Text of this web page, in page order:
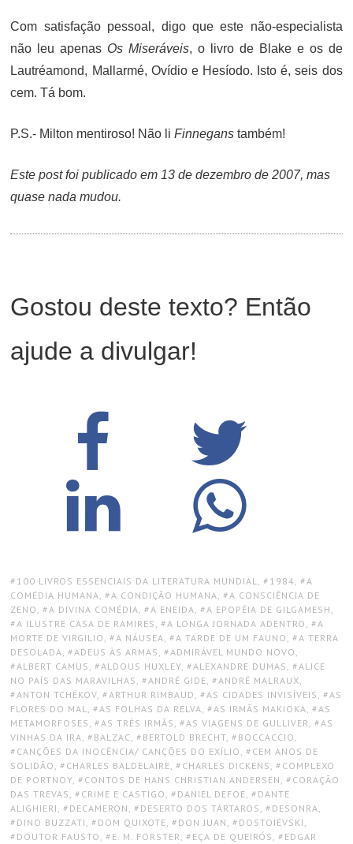
Com satisfação pessoal, digo que este não-especialista
não leu apenas Os Miseráveis, o livro de Blake e os de
Lautréamond, Mallarmé, Ovídio e Hesíodo. Isto é, seis dos
cem. Tá bom.
P.S.- Milton mentiroso! Não liFinnegans também!
Este post foi publicado em 13 de dezembro de 2007, mas
quase nada mudou.
Gostou deste texto? Então
ajude a divulgar!
TAGS:
100 LIVROS ESSENCIAIS DA LITERATURA MUNDIAL, 1984, A
COMÉDIA HUMANA, A CONDIÇÃO HUMANA, A CONSCIÊNCIA DE
ZENO , A DIVINA COMÉDIA, A ENEIDA, A EPOPÉIA DE GILGAMESH ,
A ILUSTRE CASA DE RAMIRES , A LONGA JORNADA ADENTRO , A
MORTE DE VIRGILIO , A NÁUSEA, A TARDE DE UM FAUNO , A TERRA
DESOLADA, ADEUS ÀS ARMAS , ADMIRÁVEL MUNDO NOVO ,
ALBERT CAMUS , ALDOUS HUXLEY, ALEXANDRE DUMAS , ALICE
NO PAÍS DAS MARAVILHAS , ANDRÉ GIDE, ANDRÉ MALRAUX,
ANTON TCHÉKOV, ARTHUR RIMBAUD , AS CIDADES INVISÍVEIS , AS
FLORES DO MAL, AS FOLHAS DA RELVA, AS IRMÃS MAKIOKA, AS
METAMORFOSES , AS TRÊS IRMÃS , AS VIAGENS DE GULLIVER, AS
VINHAS DA IRA, BALZAC, BERTOLD BRECHT, BOCCACCIO ,
CANÇÕES DA INOCÊNCIA/ CANÇÕES DO EXÍLIO , CEM ANOS DE
SOLIDÃO , CHARLES BALDELAIRE, CHARLES DICKENS , COMPLEXO
DE PORTNOY, CONTOS DE HANS CHRISTIAN ANDERSEN , CORAÇÃO
DAS TREVAS , CRIME E CASTIGO , DANIEL DEFOE, DANTE
ALIGHIERI , DECAMERON , DESERTO DOS TÁRTAROS , DESONRA,
DINO BUZZATI , DOM QUIXOTE, DON JUAN , DOSTOIÉVSKI ,
DOUTOR FAUSTO , E. M. FORSTER, EÇA DE QUEIRÓS , EDGAR